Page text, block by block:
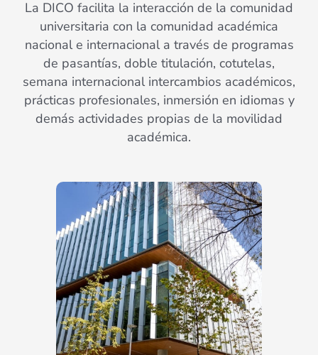
La DICO facilita la interacción de la comunidad
universitaria con la comunidad académica
nacional e internacional a través de programas
de pasantías, doble titulación, cotutelas,
semana internacional intercambios académicos,
prácticas profesionales, inmersión en idiomas y
demás actividades propias de la movilidad
académica.